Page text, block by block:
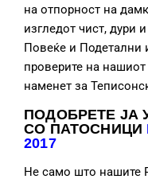
на отпорност на
изгледот чист, дури
Повеќе и Подетални
проверите на
наменет за
ПОДОБРЕТЕ ЈА
СО ПАТОСНИЦИ
2017
Не само што нашите